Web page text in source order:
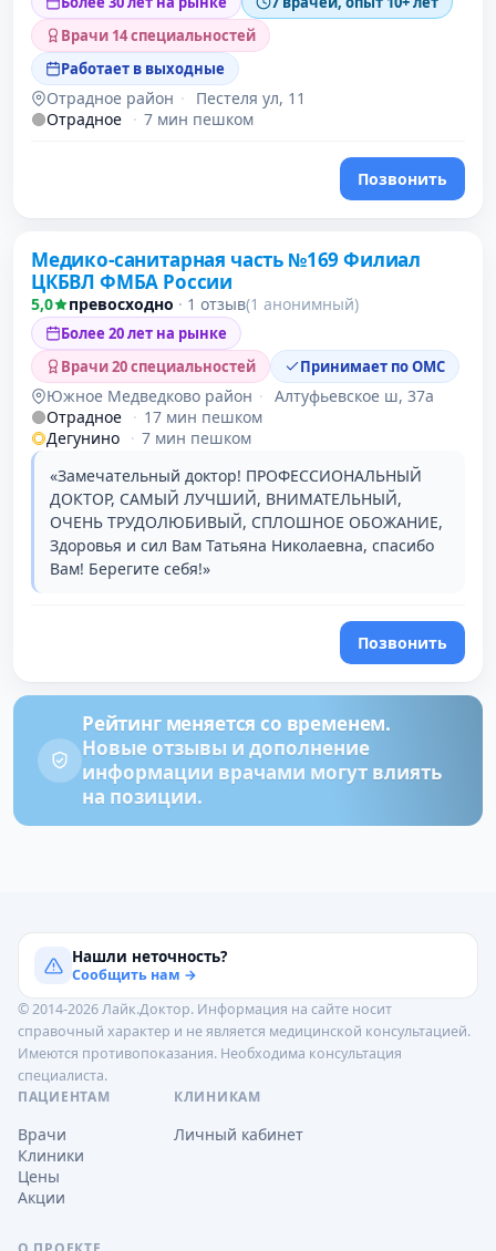
Врачи 14 специальностей
Работает в выходные
Отрадное район ·
Пестеля ул, 11
Отрадное · 7 мин пешком
Позвонить
3 место в рейтинге
Медико-санитарная часть №169 Филиал
ЦКБВЛ ФМБА России
5,0 превосходно · 1 отзыв(1 анонимный)
Более 20 лет на рынке
Врачи 20 специальностей
Принимает по ОМС
Южное Медведково район · Алтуфьевское ш, 37а
Отрадное · 17 мин пешком
Дегунино · 7 мин пешком
«Замечательный доктор! ПРОФЕССИОНАЛЬНЫЙ
ДОКТОР, САМЫЙ ЛУЧШИЙ, ВНИМАТЕЛЬНЫЙ,
ОЧЕНЬ ТРУДОЛЮБИВЫЙ, СПЛОШНОЕ ОБОЖАНИЕ,
Здоровья и сил Вам Татьяна Николаевна, спасибо
Вам! Берегите себя!»
Позвонить
Рейтинг меняется со временем.
Новые отзывы и дополнение
информации врачами могут влиять
на позиции.
Нашли неточность?
Сообщить нам →
© 2014-2026 Лайк.Доктор. Информация на сайте носит
справочный характер и не является медицинской консультацией.
Имеются противопоказания. Необходима консультация
специалиста.
ПАЦИЕНТАМ
Врачи
Клиники
Цены
Акции
КЛИНИКАМ
Личный кабинет